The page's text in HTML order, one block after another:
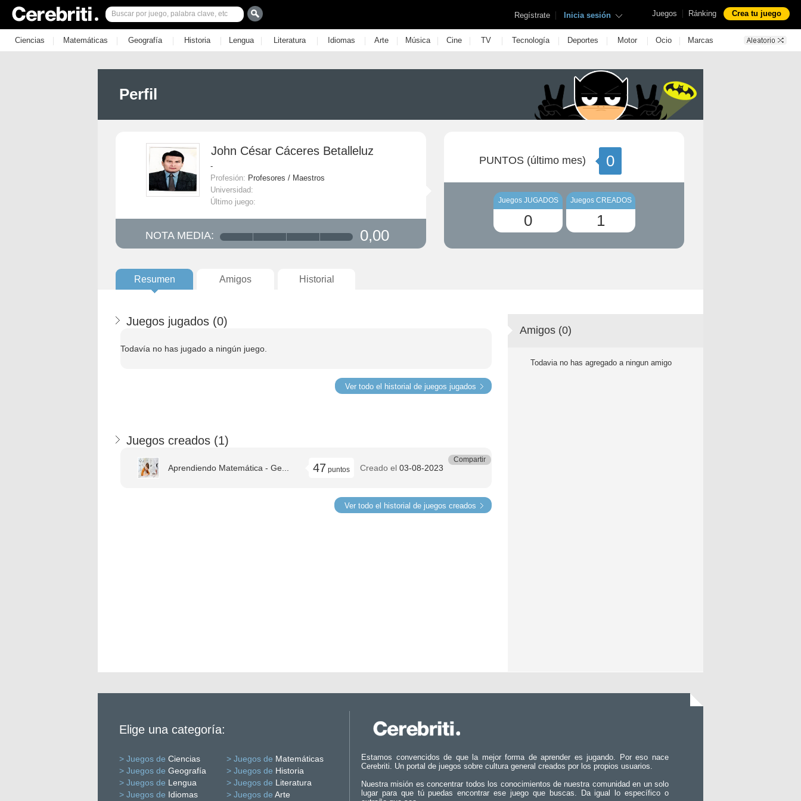
Juegos | Ránking Crea tu juego
Regístrate | Inicia sesión
Ciencias | Matemáticas | Geografía | Historia | Lengua | Literatura | Idiomas | Arte | Música | Cine | TV | Tecnología | Deportes | Motor | Ocio | Marcas
Perfil
John César Cáceres Betalleluz
-
Profesión: Profesores / Maestros
Universidad:
Último juego:
NOTA MEDIA: 0,00
PUNTOS (último mes) 0
Juegos JUGADOS
0
Juegos CREADOS
1
Resumen Amigos Historial
Juegos jugados (0)
Todavía no has jugado a ningún juego.
Ver todo el historial de juegos jugados
Juegos creados (1)
Aprendiendo Matemática - Ge... 47 puntos Creado el 03-08-2023
Compartir
Ver todo el historial de juegos creados
Amigos (0)
Todavia no has agregado a ningun amigo
Elige una categoría:
> Juegos de Ciencias > Juegos de Matemáticas
> Juegos de Geografía > Juegos de Historia
> Juegos de Lengua > Juegos de Literatura
> Juegos de Idiomas > Juegos de Arte
Estamos convencidos de que la mejor forma de aprender es jugando. Por eso nace
Cerebriti. Un portal de juegos sobre cultura general creados por los propios usuarios.
Nuestra misión es concentrar todos los conocimientos de nuestra comunidad en un solo
lugar para que tú puedas encontrar ese juego que buscas. Da igual lo específico o